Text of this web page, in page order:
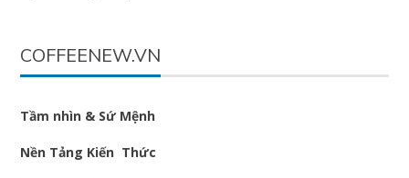
COFFEENEW.VN
Tầm nhìn & Sứ Mệnh
Nền Tảng Kiến Thức